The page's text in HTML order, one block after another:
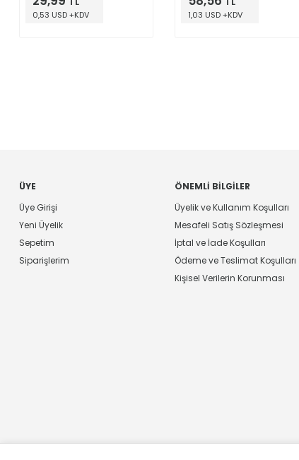
0,53 USD +KDV 1,03 USD +KDV
ÜYE
Üye Girişi
Yeni Üyelik
Sepetim
Siparişlerim
ÖNEMLI BILGILER
Üyelik ve Kullanım Koşulları
Mesafeli Satış Sözleşmesi
İptal ve İade Koşulları
Ödeme ve Teslimat Koşulları
Kişisel Verilerin Korunması